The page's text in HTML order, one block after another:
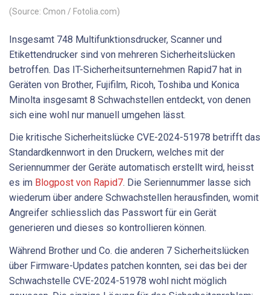
(Source: Cmon / Fotolia.com)
Insgesamt 748 Multifunktionsdrucker, Scanner und
Etikettendrucker sind von mehreren Sicherheitslücken
betroffen. Das IT-Sicherheitsunternehmen Rapid7 hat in
Geräten von Brother, Fujifilm, Ricoh, Toshiba und Konica
Minolta insgesamt 8 Schwachstellen entdeckt, von denen
sich eine wohl nur manuell umgehen lässt.
Die kritische Sicherheitslücke CVE-2024-51978 betrifft das
Standardkennwort in den Druckern, welches mit der
Seriennummer der Geräte automatisch erstellt wird, heisst
es im Blogpost von Rapid7. Die Seriennummer lasse sich
wiederum über andere Schwachstellen herausfinden, womit
Angreifer schliesslich das Passwort für ein Gerät
generieren und dieses so kontrollieren können.
Während Brother und Co. die anderen 7 Sicherheitslücken
über Firmware-Updates patchen konnten, sei das bei der
Schwachstelle CVE-2024-51978 wohl nicht möglich